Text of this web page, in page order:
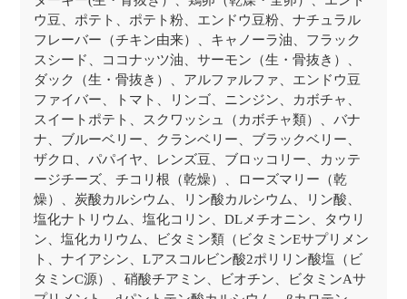
ウ豆、ポテト、ポテト粉、エンドウ豆粉、ナチュラル
フレーバー（チキン由来）、キャノーラ油、フラック
スシード、ココナッツ油、サーモン（生・骨抜き）、
ダック（生・骨抜き）、アルファルファ、エンドウ豆
ファイバー、トマト、リンゴ、ニンジン、カボチャ、
スイートポテト、スクワッシュ（カボチャ類）、バナ
ナ、ブルーベリー、クランベリー、ブラックベリー、
ザクロ、パパイヤ、レンズ豆、ブロッコリー、カッテ
ージチーズ、チコリ根（乾燥）、ローズマリー（乾
燥）、炭酸カルシウム、リン酸カルシウム、リン酸、
塩化ナトリウム、塩化コリン、DLメチオニン、タウリ
ン、塩化カリウム、ビタミン類（ビタミンEサプリメン
ト、ナイアシン、Lアスコルビン酸2ポリリン酸塩（ビ
タミンC源）、硝酸チアミン、ビオチン、ビタミンAサ